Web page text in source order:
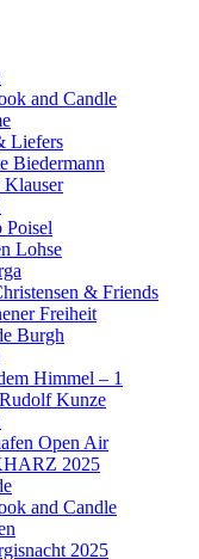
and Candle
Liefers
Biedermann
Poisel
Lohse
& Friends
Freiheit
Burgh
Himmel – 1
Kunze
Open Air
2025
and Candle
2025